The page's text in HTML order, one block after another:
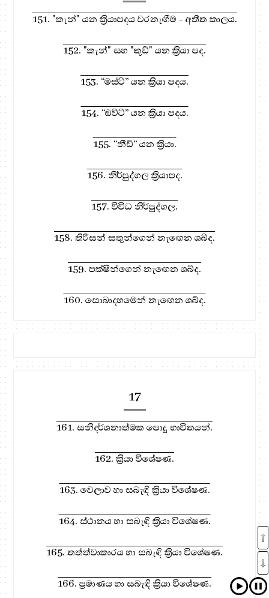
151. "කැන්" යන ක්‍රියාපදය වරනැඟීම - අතීත කාලය.
152. "කැන්" සහ "කුඩ්" යන ක්‍රියා පද.
153. “මස්ට්” යන ක්‍රියා පදය.
154. “ඔව්ට්” යන ක්‍රියා පදය.
155. “නීඩ්” යන ක්‍රියා.
156. නිර්පුද්ගල ක්‍රියාපද.
157. විවිධ නිර්පුද්ගල.
158. තිරිසන් සතුන්ගෙන් නැඟෙන ශබ්ද.
159. පක්ෂීන්ගෙන් නැඟෙන ශබ්ද.
160. සොබාදහමෙන් නැඟෙන ශබ්ද.
17
161. සනිදර්ශනාත්මක පොදු භාවිතයන්.
162. ක්‍රියා විශේෂණ.
163. වෙලාව හා සබැඳි ක්‍රියා විශේෂණ.
164. ස්ථානය හා සබැඳි ක්‍රියා විශේෂණ.
165. තත්ත්වාකාරය හා සබැඳි ක්‍රියා විශේෂණ.
166. ප්‍රමාණය හා සබැඳි ක්‍රියා විශේෂණ.